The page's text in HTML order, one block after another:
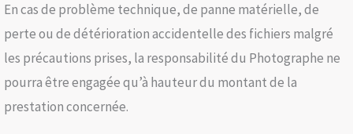
En cas de problème technique, de panne matérielle, de
perte ou de détérioration accidentelle des fichiers malgré
les précautions prises, la responsabilité du Photographe ne
pourra être engagée qu’à hauteur du montant de la
prestation concernée.